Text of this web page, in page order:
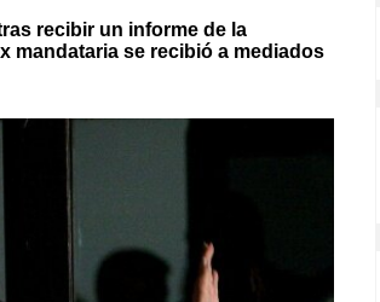
recibir un informe de la
mandataria se recibió a mediados